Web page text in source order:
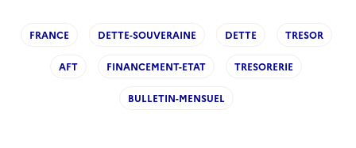
FRANCE DETTE-SOUVERAINE DETTE TRESOR
AFT FINANCEMENT-ETAT TRESORERIE
BULLETIN-MENSUEL